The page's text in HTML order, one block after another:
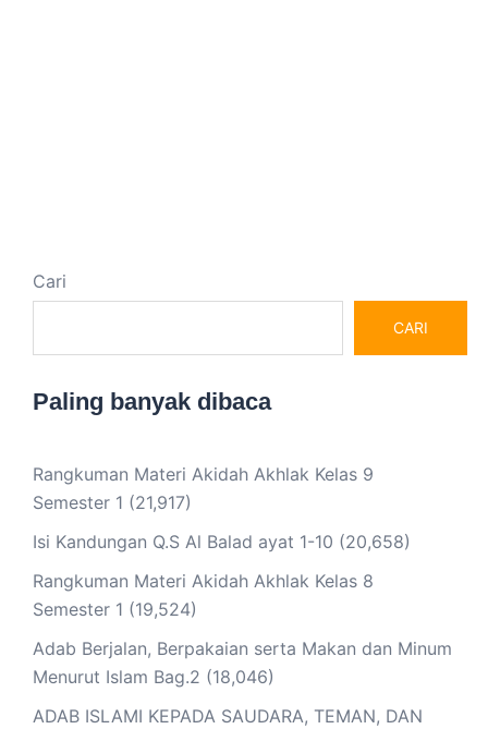
Cari
CARI
Paling banyak dibaca
Rangkuman Materi Akidah Akhlak Kelas 9
Semester 1 (21,917)
Isi Kandungan Q.S Al Balad ayat 1-10 (20,658)
Rangkuman Materi Akidah Akhlak Kelas 8
Semester 1 (19,524)
Adab Berjalan, Berpakaian serta Makan dan Minum
Menurut Islam Bag.2 (18,046)
ADAB ISLAMI KEPADA SAUDARA, TEMAN, DAN